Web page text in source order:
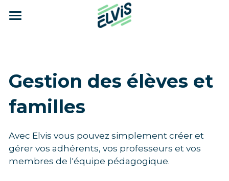
Gestion de vos activités
Gestion de la planification
Module pédagogique
Blog
A propos d'Elvis
Témoignages
Nos références
Gestion des élèves et
familles
Avec Elvis vous pouvez simplement créer et
gérer vos adhérents, vos professeurs et vos
membres de l'équipe pédagogique.
CATÉGORIES DE BLOG
Témoignage